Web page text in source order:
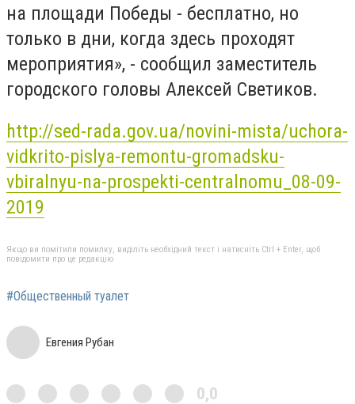
на площади Победы - бесплатно, но
только в дни, когда здесь проходят
мероприятия», - сообщил заместитель
городского головы Алексей Светиков.
http://sed-rada.gov.ua/novini-mista/uchora-
vidkrito-pislya-remontu-gromadsku-
vbiralnyu-na-prospekti-centralnomu_08-09-
2019
Якщо ви помітили помилку, виділіть необхідний текст і натисніть Ctrl + Enter, щоб
повідомити про це редакцію
#Общественный туалет
Евгения Рубан
0,0